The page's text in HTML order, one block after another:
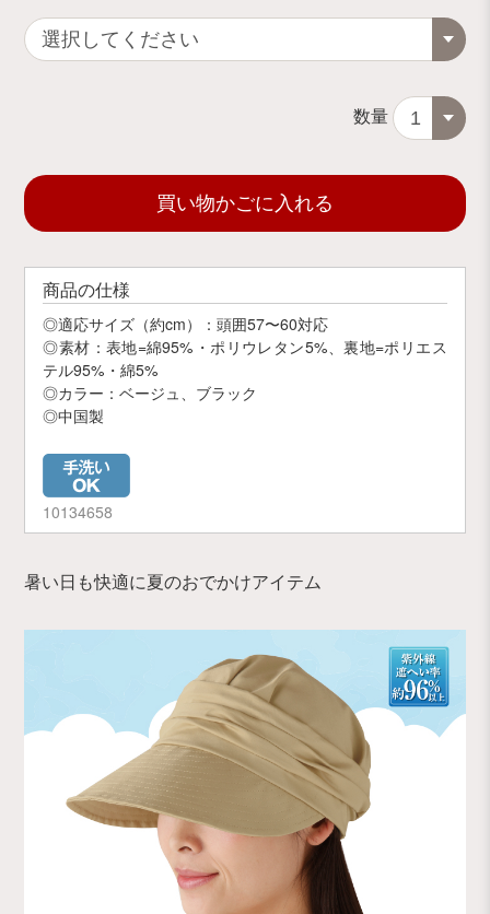
数量
買い物かごに入れる
商品の仕様
◎適応サイズ（約cm）：頭囲57〜60対応
◎素材：表地=綿95%・ポリウレタン5%、裏地=ポリエス
テル95%・綿5%
◎カラー：ベージュ、ブラック
◎中国製
10134658
暑い日も快適に夏のおでかけアイテム